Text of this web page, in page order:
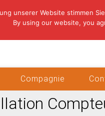
Compagnie
unserer Website stimmen
By using our website, you